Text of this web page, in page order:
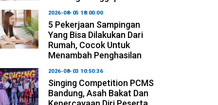
2026-08-05 18:00:00
5 Pekerjaan Sampingan
Yang Bisa Dilakukan Dari
Rumah, Cocok Untuk
Menambah Penghasilan
2026-08-03 10:50:36
Singing Competition PCMS
Bandung, Asah Bakat Dan